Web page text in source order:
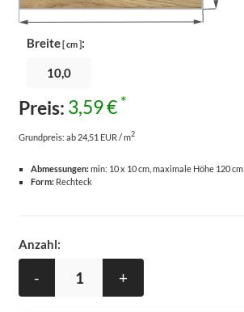
Breite[ cm ]:
Preis: 3,59 € *
Grundpreis: ab 24,51 EUR / m2
Abmessungen:min: 10 x 10 cm, maximale Höhe 120 cm
Form:Rechteck
Anzahl:
- +